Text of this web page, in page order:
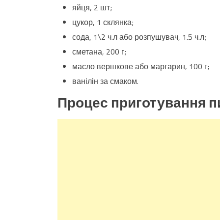
яйця, 2 шт;
цукор, 1 склянка;
сода, 1\2 ч.л або розпушувач, 1.5 ч.л;
сметана, 200 г;
масло вершкове або маргарин, 100 г;
ванілін за смаком.
Процес приготування